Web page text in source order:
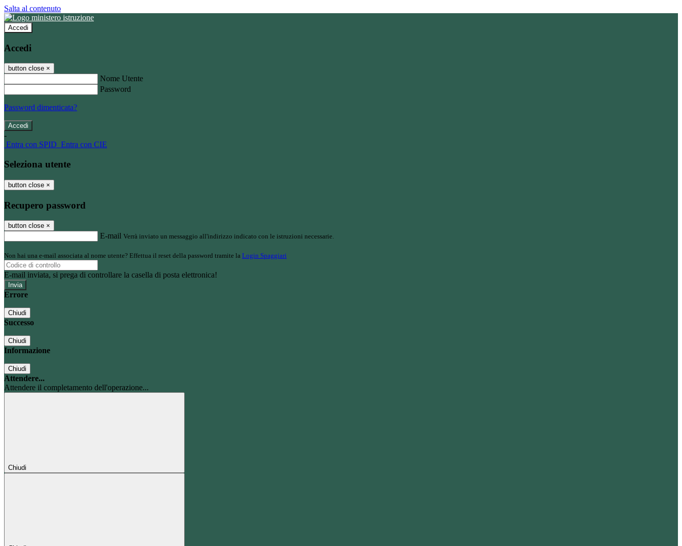
Salta al contenuto
Accedi
Accedi
button close ×
Nome Utente
Password
Password dimenticata?
-
Entra con SPID Entra con CIE
Seleziona utente
button close ×
Recupero password
button close ×
E-mail Verrà inviato un messaggio all'indirizzo indicato con le istruzioni necessarie.
Non hai una e-mail associata al nome utente? Effettua il reset della password tramite la Login Spaggiari
E-mail inviata, si prega di controllare la casella di posta elettronica!
Errore
Chiudi
Successo
Chiudi
Informazione
Chiudi
Attendere...
Attendere il completamento dell'operazione...
Chiudi